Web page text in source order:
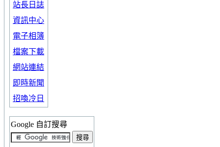
站長日誌
資訊中心
電子相簿
檔案下載
網站連結
即時新聞
招喚冷日
Google 自訂搜尋